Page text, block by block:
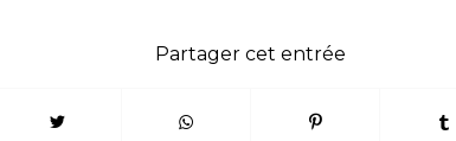
Partager cet entrée